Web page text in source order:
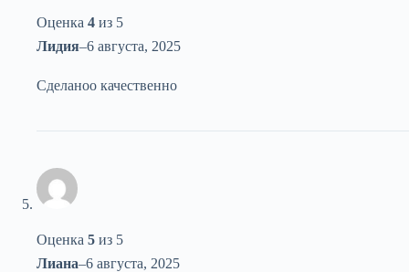
Оценка 4 из 5
Лидия–6 августа, 2025
Сделаноо качественно
Оценка 5 из 5
Лиана–6 августа, 2025